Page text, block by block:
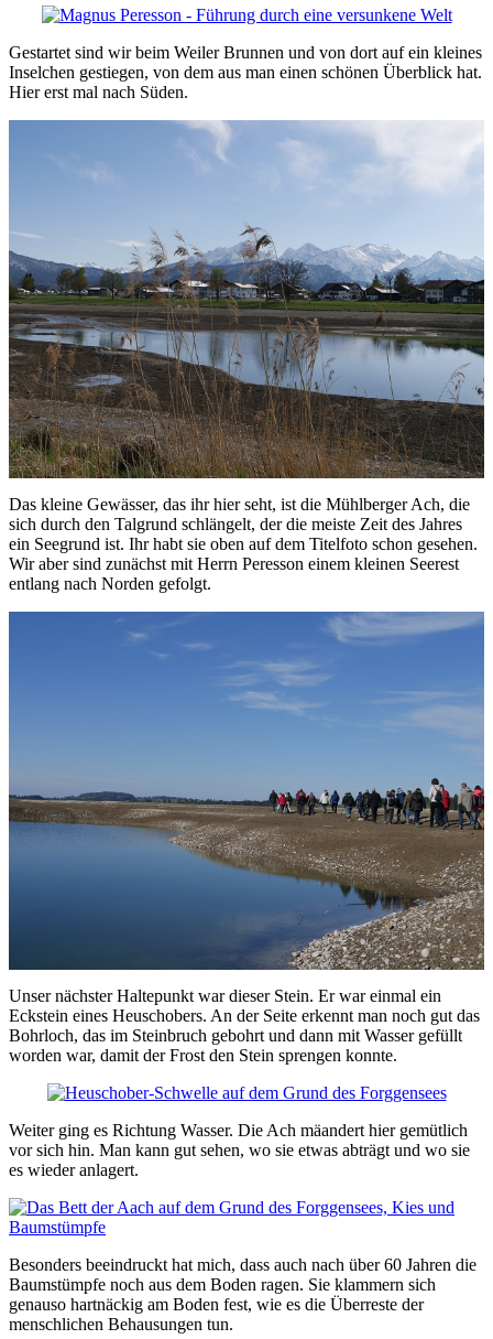
Gestartet sind wir beim Weiler Brunnen und von dort auf ein kleines
Inselchen gestiegen, von dem aus man einen schönen Überblick hat.
Hier erst mal nach Süden.
Das kleine Gewässer, das ihr hier seht, ist die Mühlberger Ach, die
sich durch den Talgrund schlängelt, der die meiste Zeit des Jahres
ein Seegrund ist. Ihr habt sie oben auf dem Titelfoto schon gesehen.
Wir aber sind zunächst mit Herrn Peresson einem kleinen Seerest
entlang nach Norden gefolgt.
Unser nächster Haltepunkt war dieser Stein. Er war einmal ein
Eckstein eines Heuschobers. An der Seite erkennt man noch gut das
Bohrloch, das im Steinbruch gebohrt und dann mit Wasser gefüllt
worden war, damit der Frost den Stein sprengen konnte.
Weiter ging es Richtung Wasser. Die Ach mäandert hier gemütlich
vor sich hin. Man kann gut sehen, wo sie etwas abträgt und wo sie
es wieder anlagert.
Besonders beeindruckt hat mich, dass auch nach über 60 Jahren die
Baumstümpfe noch aus dem Boden ragen. Sie klammern sich
genauso hartnäckig am Boden fest, wie es die Überreste der
menschlichen Behausungen tun.